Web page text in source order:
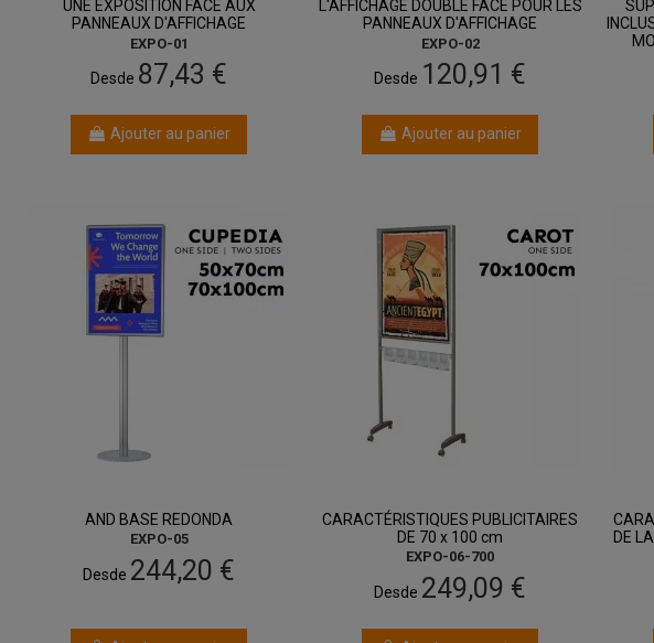
UNE EXPOSITION FACE AUX
PANNEAUX D'AFFICHAGE
EXPO-01
Desde 87,43 €
Ajouter au panier
L'AFFICHAGE DOUBLE FACE POUR LES
PANNEAUX D'AFFICHAGE
EXPO-02
Desde 120,91 €
Ajouter au panier
AND BASE REDONDA
EXPO-05
Desde 244,20 €
CARACTÉRISTIQUES PUBLICITAIRES
DE 70 x 100 cm
EXPO-06-700
Desde 249,09 €
DE